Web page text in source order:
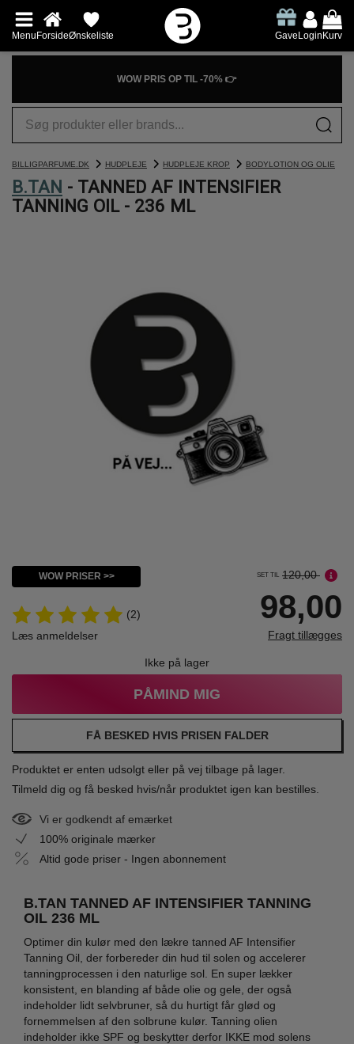
MenuForsideØnskeliste GaveLoginKurv
WOW PRIS OP TIL -70% 👉
BILLIGPARFUME.DK HUDPLEJE HUDPLEJE KROP BODYLOTION OG OLIE
B.TAN - TANNED AF INTENSIFIER
TANNING OIL - 236 ML
WOW PRISER >>
(2)
Læs anmeldelser
SET TIL 120,00
98,00
Fragt tillægges
Ikke på lager
PÅMIND MIG
FÅ BESKED HVIS PRISEN FALDER
Produktet er enten udsolgt eller på vej tilbage på lager.
Tilmeld dig og få besked hvis/når produktet igen kan bestilles.
Vi er godkendt af emærket
100% originale mærker
Altid gode priser - Ingen abonnement
B.TAN TANNED AF INTENSIFIER TANNING
OIL 236 ML
Optimer din kulør med den lækre tanned AF Intensifier
Tanning Oil, der forbereder din hud til solen og accelerer
tanningprocessen i den naturlige sol. En super lækker
konsistent, en blanding af både olie og gele, der også
indeholder lidt selvbruner, så du hurtigt får glød og
fornemmelsen af den solbrune kulør. Tanning olien
indeholder ikke SPF og beskytter derfor IKKE mod solens